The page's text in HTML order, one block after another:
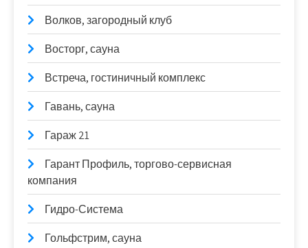
Волков, загородный клуб
Восторг, сауна
Встреча, гостиничный комплекс
Гавань, сауна
Гараж 21
Гарант Профиль, торгово-сервисная
компания
Гидро-Система
Гольфстрим, сауна